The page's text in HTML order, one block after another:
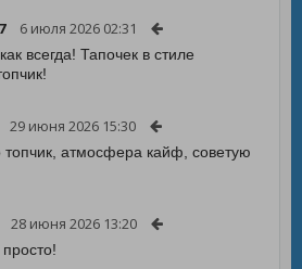
6 июля 2026 02:31
всегда! Тапочек в стиле
29 июня 2026 15:30
топчик, атмосфера кайф, советую
28 июня 2026 13:20